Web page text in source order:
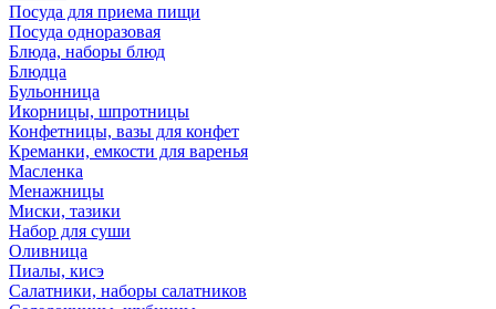
Посуда для приема пищи
Посуда одноразовая
Блюда, наборы блюд
Блюдца
Бульонница
Икорницы, шпротницы
Конфетницы, вазы для конфет
Креманки, емкости для варенья
Масленка
Менажницы
Миски, тазики
Набор для суши
Оливница
Пиалы, кисэ
Салатники, наборы салатников